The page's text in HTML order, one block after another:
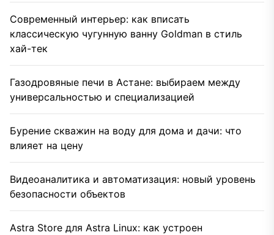
Современный интерьер: как вписать
классическую чугунную ванну Goldman в стиль
хай-тек
Газодровяные печи в Астане: выбираем между
универсальностью и специализацией
Бурение скважин на воду для дома и дачи: что
влияет на цену
Видеоаналитика и автоматизация: новый уровень
безопасности объектов
Astra Store для Astra Linux: как устроен